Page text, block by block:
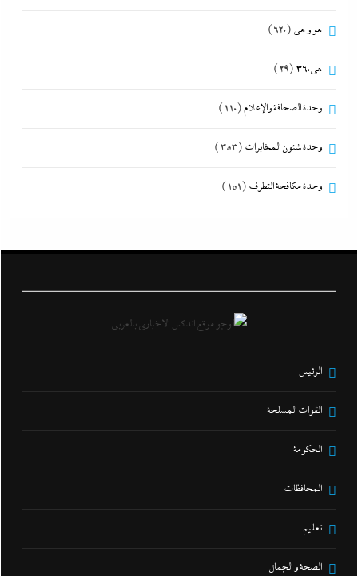
هو و هي (620)
هى360 (29)
وحدة الصحافة والإعلام(110)
وحدة شئون المخابرات (353)
وحدة مكافحة التطرف (151)
الرئيس
القوات المسلحة
الحكومة
المحافظات
تعليم
الصحة و الجمال